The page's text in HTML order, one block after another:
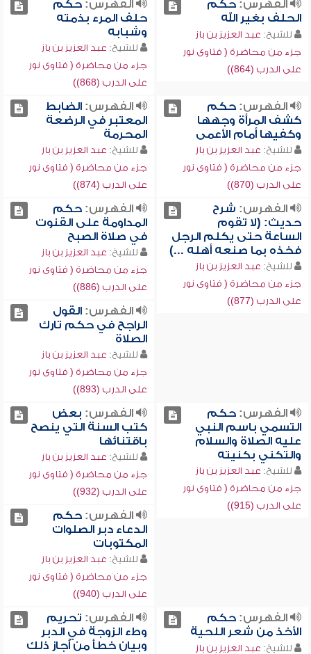
الفهرس:حكم
الحلف بغير الله
للشيخ: عبد العزيز بن باز
جزء من محاضرة ( فتاوى نور
على الدرب (864))
الفهرس:حكم
حلف المرء بذمته
وشبابه
للشيخ: عبد العزيز بن باز
جزء من محاضرة ( فتاوى نور
على الدرب (868))
الفهرس:حكم
كشف المرأة وجهها
وكفيها أمام الأعمى
للشيخ: عبد العزيز بن باز
جزء من محاضرة ( فتاوى نور
على الدرب (870))
الفهرس:الضابط
المعتبر في الرضعة
المحرمة
للشيخ: عبد العزيز بن باز
جزء من محاضرة ( فتاوى نور
على الدرب (874))
الفهرس: شرح
حديث: (لا تقوم
الساعة حتى يكلم الرجل
فخذه بما صنعه أهله ...)
للشيخ: عبد العزيز بن باز
جزء من محاضرة ( فتاوى نور
على الدرب (877))
الفهرس:حكم
المداومة على القنوت
في صلاة الصبح
للشيخ: عبد العزيز بن باز
جزء من محاضرة ( فتاوى نور
على الدرب (886))
الفهرس:القول
الراجح في حكم تارك
الصلاة
للشيخ: عبد العزيز بن باز
جزء من محاضرة ( فتاوى نور
على الدرب (893))
الفهرس:حكم
التسمي باسم النبي
عليه الصلاة والسلام
والتكني بكنيته
للشيخ: عبد العزيز بن باز
جزء من محاضرة ( فتاوى نور
على الدرب (915))
الفهرس: بعض
كتب السنة التي ينصح
باقتنائها
للشيخ: عبد العزيز بن باز
جزء من محاضرة ( فتاوى نور
على الدرب (932))
الفهرس:حكم
الدعاء دبر الصلوات
المكتوبات
للشيخ: عبد العزيز بن باز
جزء من محاضرة ( فتاوى نور
على الدرب (940))
الفهرس:حكم
الأخذ من شعر اللحية
للشيخ: عبد العزيز بن باز
الفهرس: تحريم
وطء الزوجة في الدبر
وبيان خطأ من أجاز ذلك